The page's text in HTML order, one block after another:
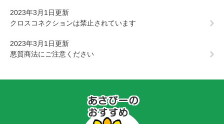
2023年3月1日更新
クロスコネクションは禁止されています
2023年3月1日更新
悪質商法にご注意ください